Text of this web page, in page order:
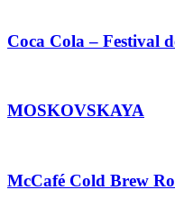
Coca Cola – Festival
MOSKOVSKAYA
McCafé Cold Brew